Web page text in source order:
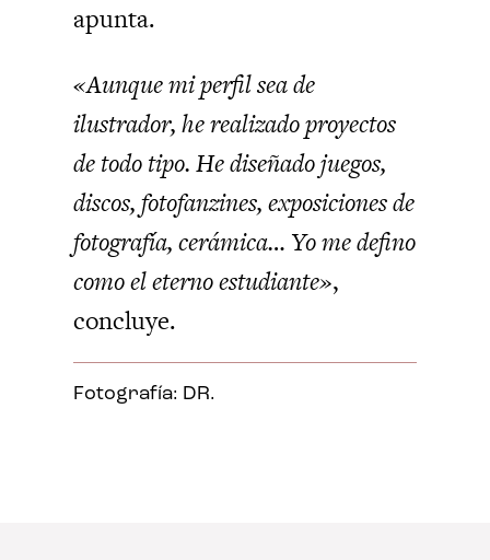
apunta.
«Aunque mi perfil sea de
ilustrador, he realizado proyectos
de todo tipo. He diseñado juegos,
discos, fotofanzines, exposiciones de
fotografía, cerámica… Yo me defino
como el eterno estudiante»,
concluye.
Fotografía: DR.